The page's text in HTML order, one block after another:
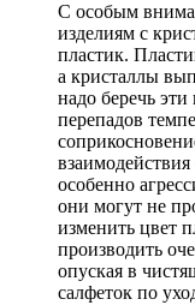
С особым
изделиям с
пластик.
а кристаллы
надо беречь эти
перепадов
особенно
они могут не
изменить цвет
производить
опуская в
салфеток по